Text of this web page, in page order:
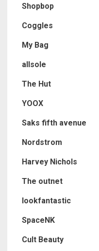
Shopbop
Coggles
My Bag
allsole
The Hut
YOOX
Saks fifth avenue
Nordstrom
Harvey Nichols
The outnet
lookfantastic
SpaceNK
Cult Beauty